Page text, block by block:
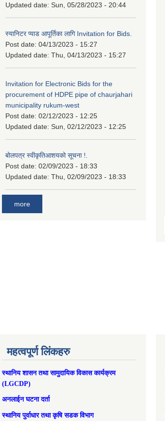
Updated date: Sun, 05/28/2023 - 20:44
स्यानिटर प्याड आपूर्तिका लागि Invitation for Bids.
Post date: 04/13/2023 - 15:27
Updated date: Thu, 04/13/2023 - 15:27
Invitation for Electronic Bids for the
procurement of HDPE pipe of chaurjahari
municipality rukum-west
Post date: 02/12/2023 - 12:25
Updated date: Sun, 02/12/2023 - 12:25
बोलपत्र स्वीकृतिआशयको सूचना !.
Post date: 02/09/2023 - 18:33
Updated date: Thu, 02/09/2023 - 18:33
more
महत्वपूर्ण लिंकहरु
स्थानिय शासन तथा सामुदायिक विकास कार्यक्रम
(LGCDP)
अनलाईन घटना दर्ता
स्थानिय पुर्वाधार तथा कृषि सडक विभाग